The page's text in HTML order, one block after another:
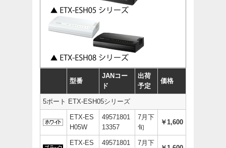
型番
JANコー
ド
出荷
予定
価格
5ポート ETX-ESH05シリーズ
ETX-ES
H05W
49571801
13357
7月下
旬
￥1,600
ETX-ES 49571801 7月下